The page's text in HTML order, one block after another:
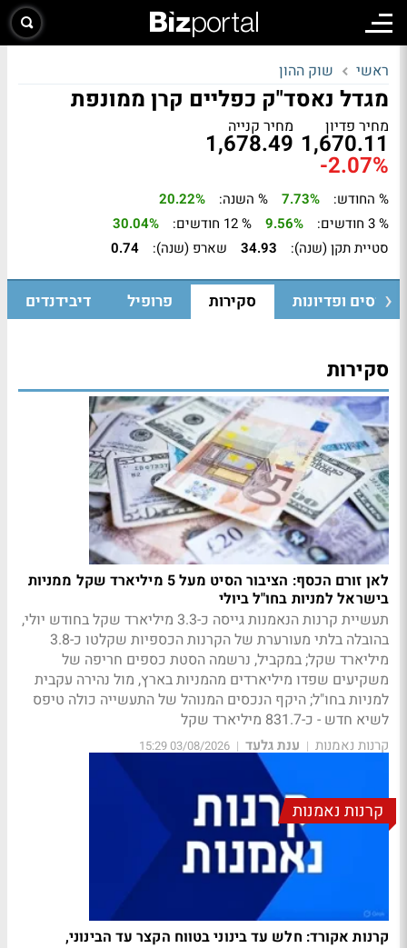
ראשי שוק ההון
מגדל נאסד"ק כפליים קרן ממונפת
מחיר פדיון
1,670.11
מחיר קנייה
1,678.49
-2.07%
% החודש: 7.73% % השנה:
20.22%
% 3 חודשים:
9.56% % 12 חודשים:
30.04%
סטיית תקן (שנה):
34.93 שארפ (שנה): 0.74
גיוסים ופדיונות סקירות פרופיל דיבידנדים
סקירות
לאן זורם הכסף: הציבור הסיט מעל 5 מיליארד שקל ממניות
בישראל למניות בחו"ל ביולי
תעשיית קרנות הנאמנות גייסה כ-3.3 מיליארד שקל בחודש יולי,
בהובלה בלתי מעורערת של הקרנות הכספיות שקלטו כ-3.8
מיליארד שקל; במקביל, נרשמה הסטת כספים חריפה של
משקיעים שפדו מיליארדים מהמניות בארץ, מול נהירה עקבית
למניות בחו"ל; היקף הנכסים המנוהל של התעשייה כולה טיפס
לשיא חדש - כ-831.7 מיליארד שקל
קרנות נאמנות | ענת גלעד |
03/08/2026 15:29
קרנות נאמנות
קרנות אקורד: חלש עד בינוני בטווח הקצר עד הבינוני,